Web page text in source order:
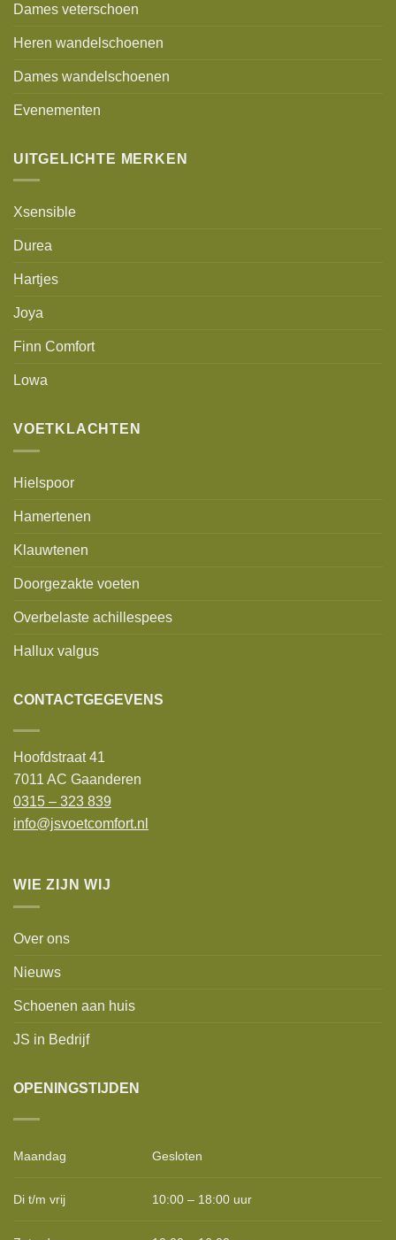
Dames veterschoen
Heren wandelschoenen
Dames wandelschoenen
Evenementen
UITGELICHTE MERKEN
Xsensible
Durea
Hartjes
Joya
Finn Comfort
Lowa
VOETKLACHTEN
Hielspoor
Hamertenen
Klauwtenen
Doorgezakte voeten
Overbelaste achillespees
Hallux valgus
CONTACTGEGEVENS
Hoofdstraat 41
7011 AC Gaanderen
0315 – 323 839
info@jsvoetcomfort.nl
WIE ZIJN WIJ
Over ons
Nieuws
Schoenen aan huis
JS in Bedrijf
OPENINGSTIJDEN
Maandag Gesloten
Di t/m vrij 10:00 – 18:00 uur